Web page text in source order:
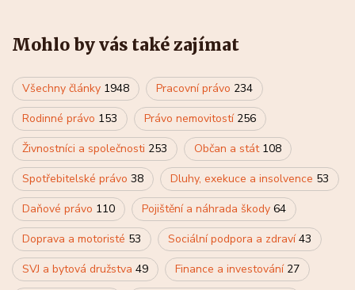
Mohlo by vás také zajímat
Všechny články 1948 Pracovní právo 234
Rodinné právo 153 Právo nemovitostí 256
Živnostníci a společnosti 253 Občan a stát 108
Spotřebitelské právo 38 Dluhy, exekuce a insolvence 53
Daňové právo 110 Pojištění a náhrada škody 64
Doprava a motoristé 53 Sociální podpora a zdraví43
SVJ a bytová družstva 49 Finance a investování 27